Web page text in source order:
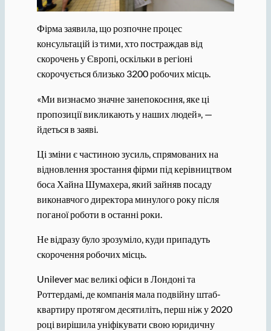
Фірма заявила, що розпочне процес
консультацій із тими, хто постраждав від
скорочень у Європі, оскільки в регіоні
скорочується близько 3200 робочих місць.
«Ми визнаємо значне занепокоєння, яке ці
пропозиції викликають у наших людей», —
йдеться в заяві.
Ці зміни є частиною зусиль, спрямованих на
відновлення зростання фірми під керівництвом
боса Хайна Шумахера, який зайняв посаду
виконавчого директора минулого року після
поганої роботи в останні роки.
Не відразу було зрозуміло, куди припадуть
скорочення робочих місць.
Unilever має великі офіси в Лондоні та
Роттердамі, де компанія мала подвійну штаб-
квартиру протягом десятиліть, перш ніж у 2020
році вирішила уніфікувати свою юридичну